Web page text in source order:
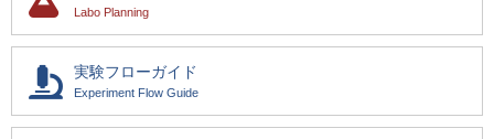
Labo Planning
実験フローガイド
Experiment Flow Guide